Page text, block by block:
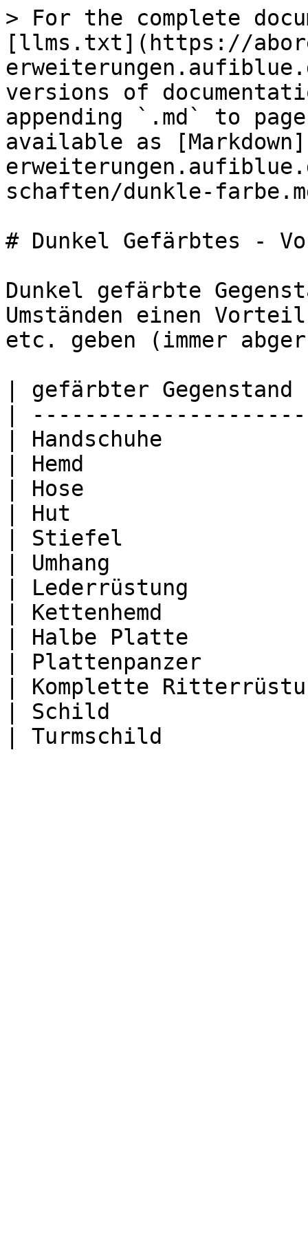
> For the complete
[llms.txt](https://
versions of
appending `.md` to
available as
schaften/dunkle-
# Dunkel Gefärbtes -
Dunkel gefärbte
Umständen einen
etc. geben (immer
| gefärbter
|
| Handschuhe
| Hemd
| Hose
| Hut
| Stiefel
| Umhang
| Lederrüstung
| Kettenhemd
| Halbe Platte
| Plattenpanzer
| Komplette
| Schild